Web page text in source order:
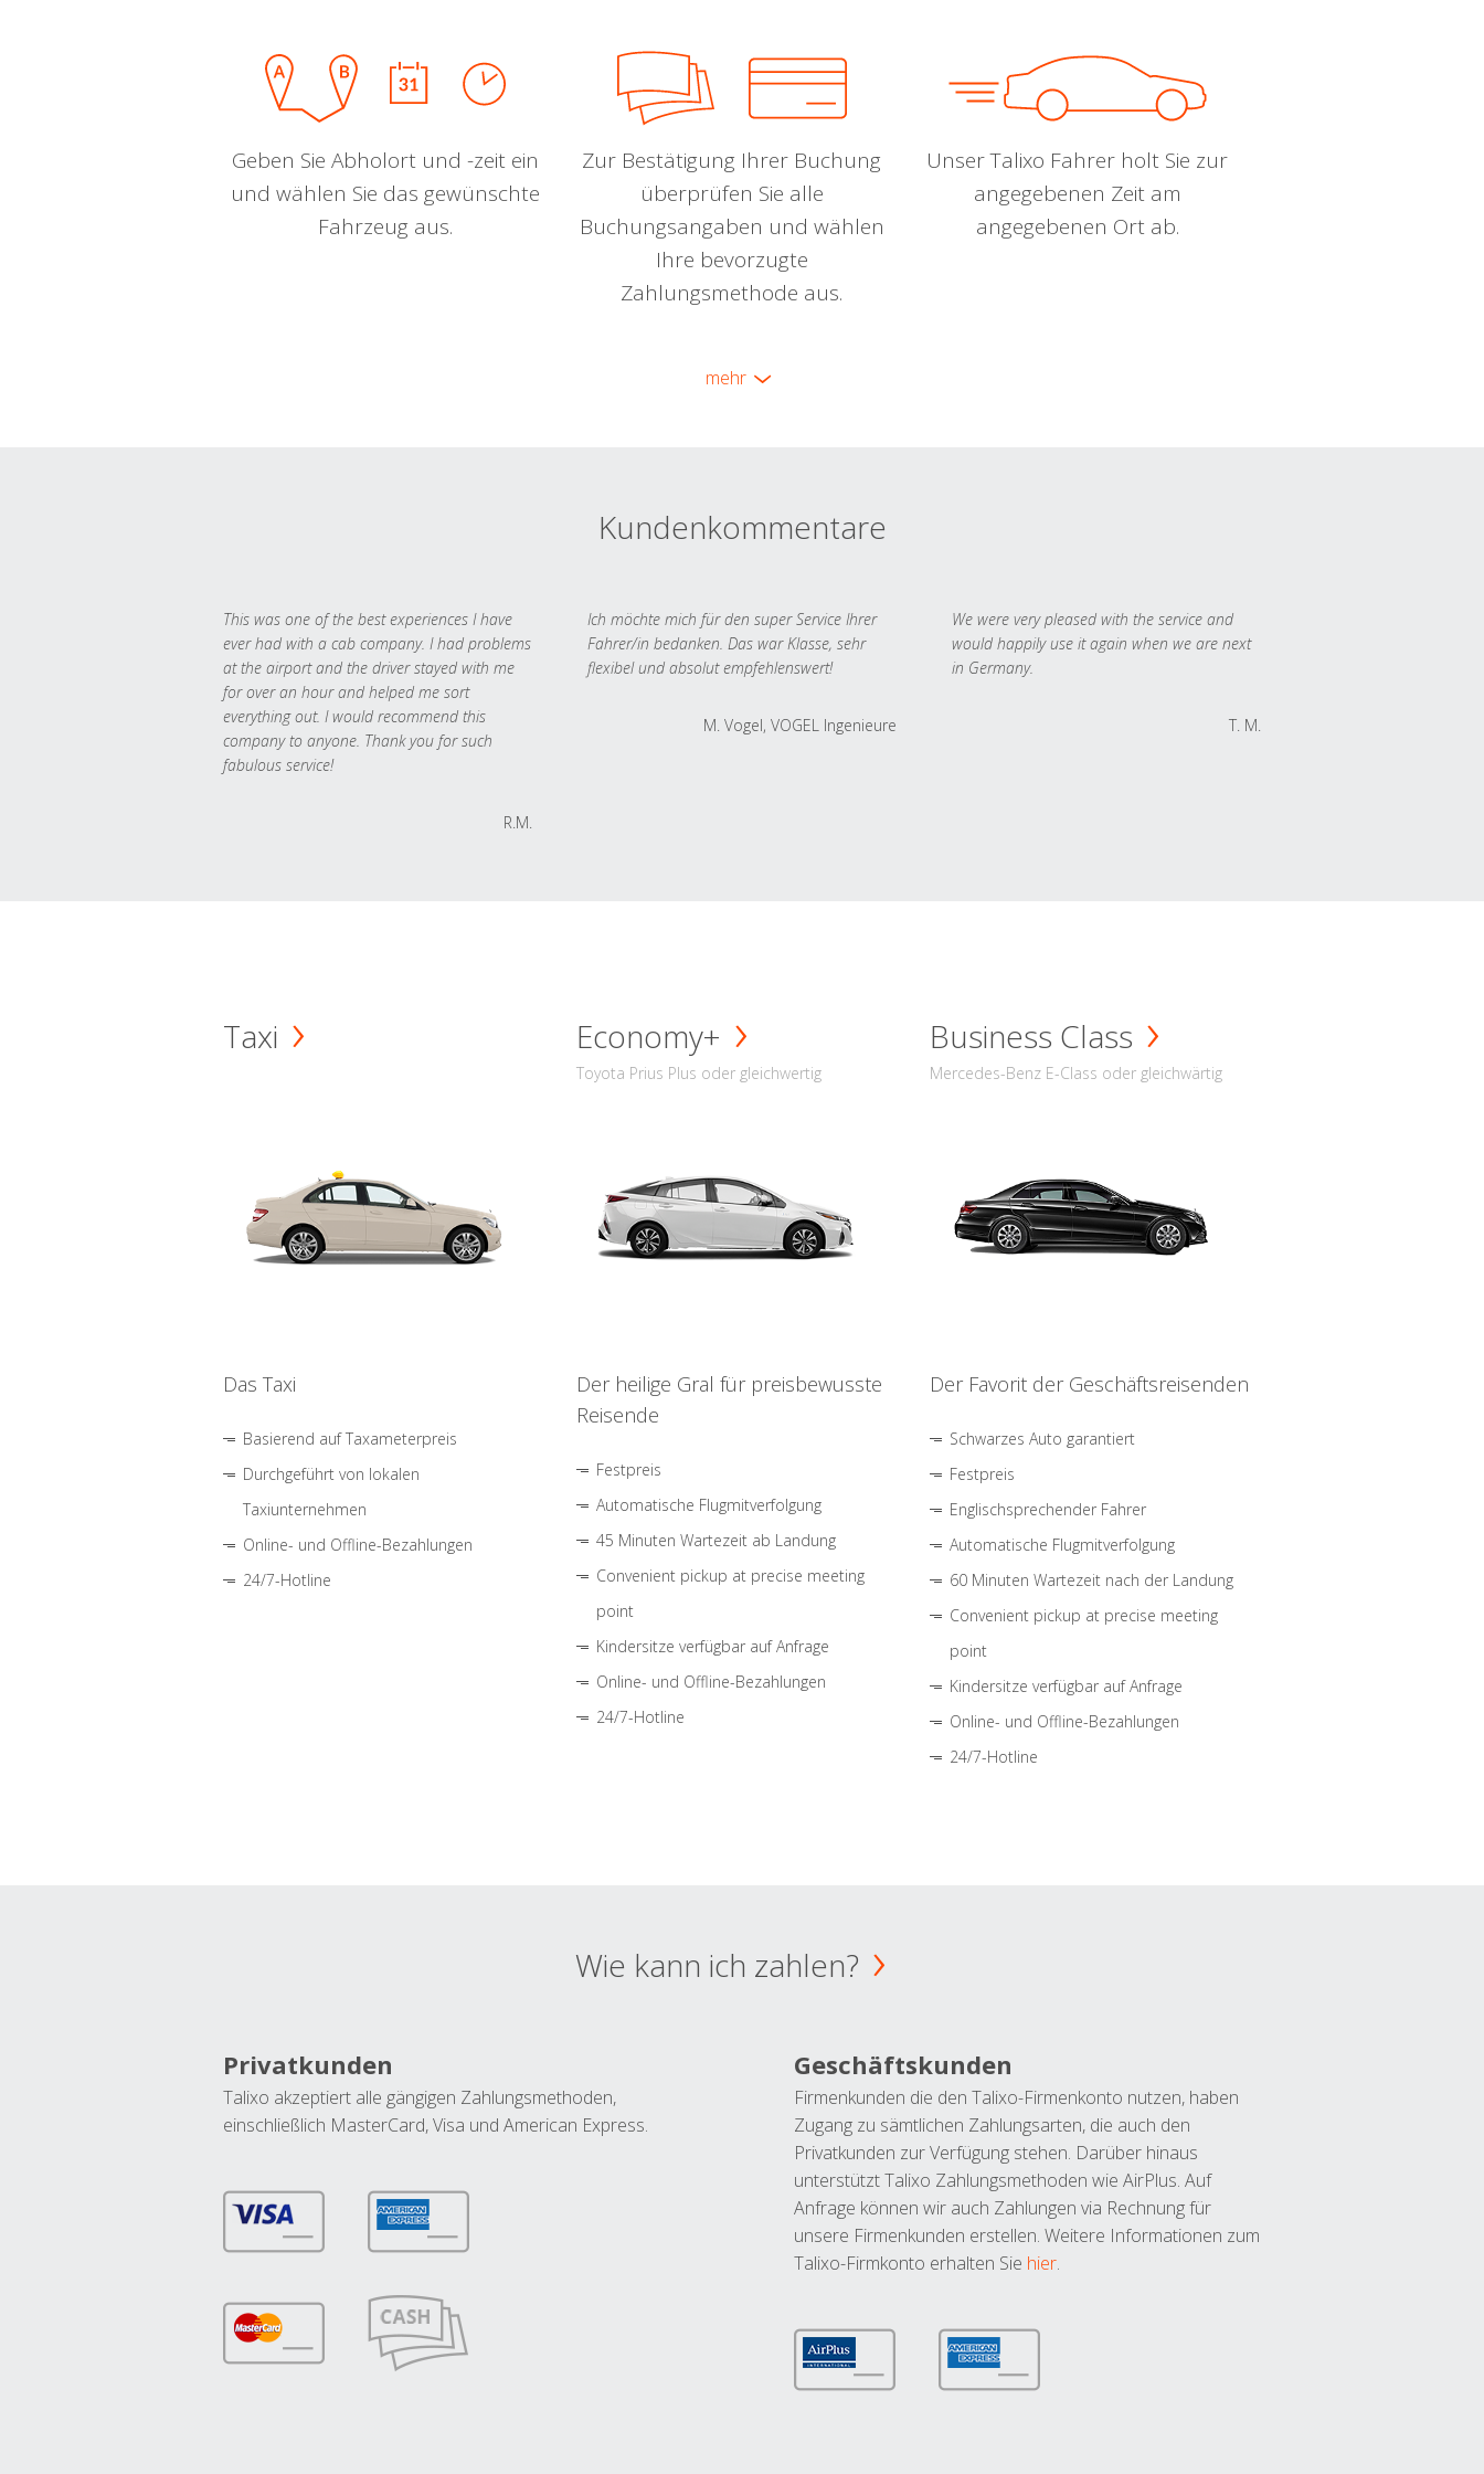
Geben Sie Abholort und -zeit ein
und wählen Sie das gewünschte
Fahrzeug aus.
Zur Bestätigung Ihrer Buchung
überprüfen Sie alle
Buchungsangaben und wählen
Ihre bevorzugte
Zahlungsmethode aus.
Unser Talixo Fahrer holt Sie zur
angegebenen Zeit am
angegebenen Ort ab.
mehr
Kundenkommentare
This was one of the best experiences I have
ever had with a cab company. I had problems
at the airport and the driver stayed with me
for over an hour and helped me sort
everything out. I would recommend this
company to anyone. Thank you for such
fabulous service!
R.M.
Ich möchte mich für den super Service Ihrer
Fahrer/in bedanken. Das war Klasse, sehr
flexibel und absolut empfehlenswert!
M. Vogel, VOGEL Ingenieure
We were very pleased with the service and
would happily use it again when we are next
in Germany.
T. M.
Taxi
Das Taxi
Basierend auf Taxameterpreis
Durchgeführt von lokalen
Taxiunternehmen
Online- und Offline-Bezahlungen
24/7-Hotline
Economy+
Toyota Prius Plus oder gleichwertig
Der heilige Gral für preisbewusste
Reisende
Festpreis
Automatische Flugmitverfolgung
45 Minuten Wartezeit ab Landung
Convenient pickup at precise meeting
point
Kindersitze verfügbar auf Anfrage
Online- und Offline-Bezahlungen
24/7-Hotline
Business Class
Mercedes-Benz E-Class oder gleichwärtig
Der Favorit der Geschäftsreisenden
Schwarzes Auto garantiert
Festpreis
Englischsprechender Fahrer
Automatische Flugmitverfolgung
60 Minuten Wartezeit nach der Landung
Convenient pickup at precise meeting
point
Kindersitze verfügbar auf Anfrage
Online- und Offline-Bezahlungen
24/7-Hotline
Wie kann ich zahlen?
Privatkunden
Talixo akzeptiert alle gängigen Zahlungsmethoden,
einschließlich MasterCard, Visa und American Express.
Geschäftskunden
Firmenkunden die den Talixo-Firmenkonto nutzen, haben
Zugang zu sämtlichen Zahlungsarten, die auch den
Privatkunden zur Verfügung stehen. Darüber hinaus
unterstützt Talixo Zahlungsmethoden wie AirPlus. Auf
Anfrage können wir auch Zahlungen via Rechnung für
unsere Firmenkunden erstellen. Weitere Informationen zum
Talixo-Firmkonto erhalten Sie hier.